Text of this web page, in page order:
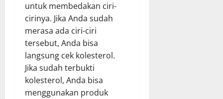
untuk membedakan ciri-
cirinya. Jika Anda sudah
merasa ada ciri-ciri
tersebut, Anda bisa
langsung cek kolesterol.
Jika sudah terbukti
kolesterol, Anda bisa
menggunakan produk